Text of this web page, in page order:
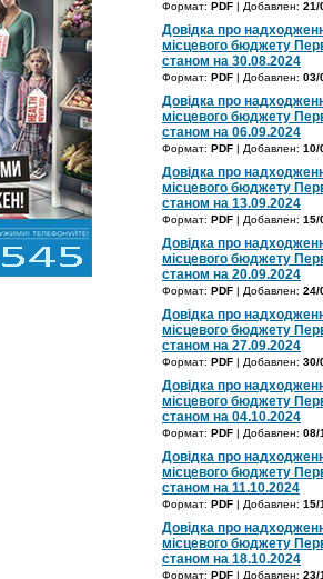
Формат: PDF | Добавлен: 21/
Довідка про
місцевого бюджету
станом на 30.08.2024
Формат: PDF | Добавлен: 03/
Довідка про
місцевого бюджету
станом на 06.09.2024
Формат: PDF | Добавлен: 10/
Довідка про
місцевого бюджету
станом на 13.09.2024
Формат: PDF | Добавлен: 15/
Довідка про
місцевого бюджету
станом на 20.09.2024
Формат: PDF | Добавлен: 24/
Довідка про
місцевого бюджету
станом на 27.09.2024
Формат: PDF | Добавлен: 30/
Довідка про
місцевого бюджету
станом на 04.10.2024
Формат: PDF | Добавлен: 08/
Довідка про
місцевого бюджету
станом на 11.10.2024
Формат: PDF | Добавлен: 15/
Довідка про
місцевого бюджету
станом на 18.10.2024
Формат: PDF | Добавлен: 23/